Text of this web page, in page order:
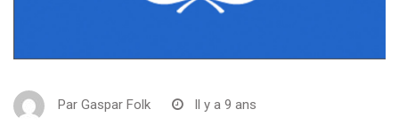
Par Gaspar Folk Il y a 9 ans